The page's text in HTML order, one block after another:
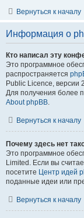
Вернуться к началу
Информация о
Кто написал эту
Это программное
распространяется
Public Licence, версии
Для получения более
About phpBB.
Вернуться к началу
Почему здесь нет
Это программное
Limited. Если вы
посетите Центр идей
поданные идеи или
Вернуться к началу